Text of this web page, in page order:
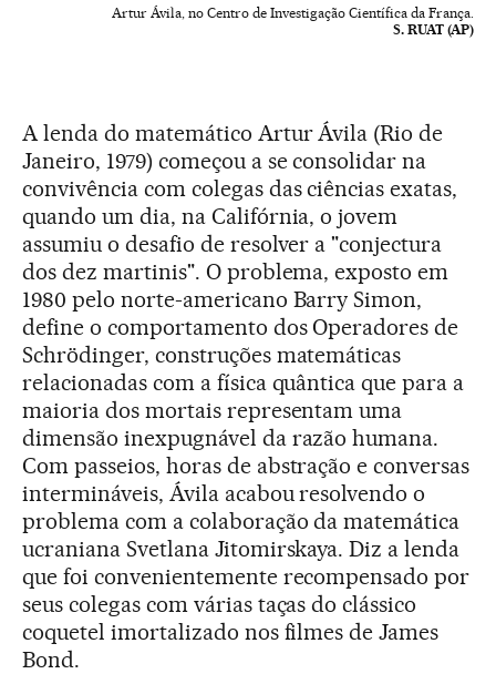
Artur Ávila, no Centro de Investigação Científica da França.
S. RUAT (AP)
A lenda do matemático Artur Ávila (Rio de
Janeiro, 1979) começou a se consolidar na
convivência com colegas das ciências exatas,
quando um dia, na Califórnia, o jovem
assumiu o desafio de resolver a "conjectura
dos dez martinis". O problema, exposto em
1980 pelo norte-americano Barry Simon,
define o comportamento dos Operadores de
Schrödinger, construções matemáticas
relacionadas com a física quântica que para a
maioria dos mortais representam uma
dimensão inexpugnável da razão humana.
Com passeios, horas de abstração e conversas
intermináveis, Ávila acabou resolvendo o
problema com a colaboração da matemática
ucraniana Svetlana Jitomirskaya. Diz a lenda
que foi convenientemente recompensado por
seus colegas com várias taças do clássico
coquetel imortalizado nos filmes de James
Bond.